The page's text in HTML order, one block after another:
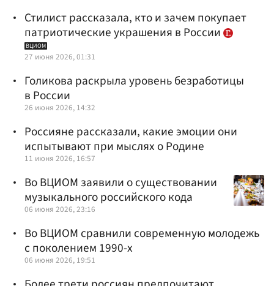
Стилист рассказала, кто и зачем покупает
патриотические украшения в России
ВЦИОМ
27 июня 2026, 01:31
Голикова раскрыла уровень безработицы
в России
26 июня 2026, 14:32
Россияне рассказали, какие эмоции они
испытывают при мыслях о Родине
11 июня 2026, 16:57
Во ВЦИОМ заявили о существовании
музыкального российского кода
06 июня 2026, 23:16
Во ВЦИОМ сравнили современную молодежь
с поколением 1990-х
06 июня 2026, 19:51